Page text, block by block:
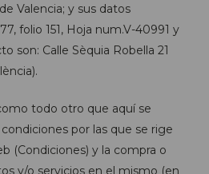
Valencia; y sus datos
folio 151, Hoja num.V-40991 y
son: Calle Sèquia Robella 21
todo otro que aquí se
por las que se rige
(Condiciones) y la compra o
y/o servicios en el mismo (en